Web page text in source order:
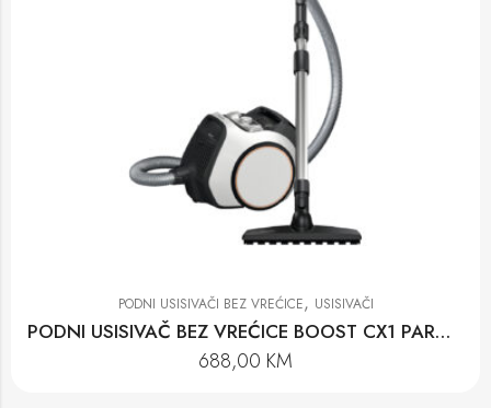
PODNI USISIVAČI BEZ VREĆICE, USISIVAČI
PODNI USISIVAČ BEZ VREĆICE BOOST CX1 PARQUET POWERLINE-SNCF0
688,00 KM